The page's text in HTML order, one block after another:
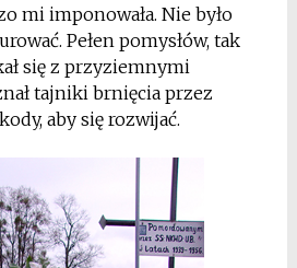
mi imponowała. Nie było
Pełen pomysłów, tak
się z przyziemnymi
tajniki brnięcia przez
aby się rozwijać.